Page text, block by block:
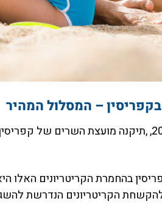
– המסלול המהיר
בהחמרת הקריטריונים האלו
הקריטריונים הנדרשת